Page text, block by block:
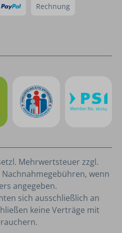
Rechnung
Mehrwertsteuer zzgl.
Nachnahmegebühren, wenn
angegeben.
sich ausschließlich an
keine Verträge mit